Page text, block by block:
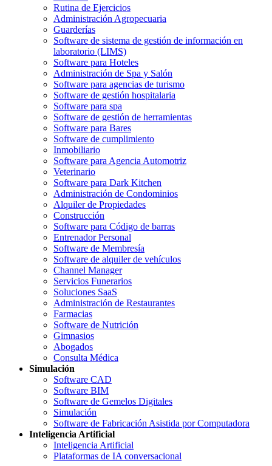
Rutina de Ejercicios
Administración Agropecuaria
Guarderías
Software de sistema de gestión de información en
laboratorio (LIMS)
Software para Hoteles
Administración de Spa y Salón
Software para agencias de turismo
Software de gestión hospitalaria
Software para spa
Software de gestión de herramientas
Software para Bares
Software de cumplimiento
Inmobiliario
Software para Agencia Automotriz
Veterinario
Software para Dark Kitchen
Administración de Condominios
Alquiler de Propiedades
Construcción
Software para Código de barras
Entrenador Personal
Software de Membresía
Software de alquiler de vehículos
Channel Manager
Servicios Funerarios
Soluciones SaaS
Administración de Restaurantes
Farmacias
Software de Nutrición
Gimnasios
Abogados
Consulta Médica
Simulación
Software CAD
Software BIM
Software de Gemelos Digitales
Simulación
Software de Fabricación Asistida por Computadora
Inteligencia Artificial
Inteligencia Artificial
Plataformas de IA conversacional